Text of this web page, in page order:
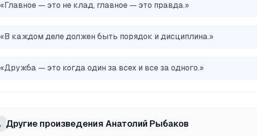
«Главное — это не клад, главное — это правда.»
«В каждом деле должен быть порядок и дисциплина.»
«Дружба — это когда один за всех и все за одного.»
Другие произведения Анатолий Рыбаков